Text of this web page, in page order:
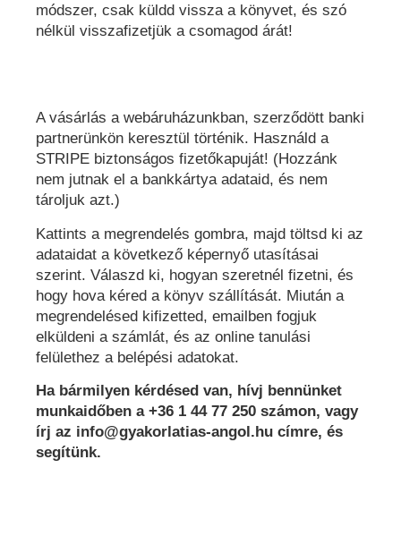
módszer, csak küldd vissza a könyvet, és szó
nélkül visszafizetjük a csomagod árát!
A vásárlás a webáruházunkban, szerződött banki
partnerünkön keresztül történik. Használd a
STRIPE biztonságos fizetőkapuját! (Hozzánk
nem jutnak el a bankkártya adataid, és nem
tároljuk azt.)
Kattints a megrendelés gombra, majd töltsd ki az
adataidat a következő képernyő utasításai
szerint. Válaszd ki, hogyan szeretnél fizetni, és
hogy hova kéred a könyv szállítását. Miután a
megrendelésed kifizetted, emailben fogjuk
elküldeni a számlát, és az online tanulási
felülethez a belépési adatokat.
Ha bármilyen kérdésed van, hívj bennünket
munkaidőben a +36 1 44 77 250 számon, vagy
írj az info@gyakorlatias-angol.hu címre, és
segítünk.